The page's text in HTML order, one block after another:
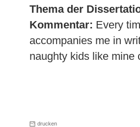
Thema der
Kommentar: Every
accompanies me in
naughty kids like mine
drucken